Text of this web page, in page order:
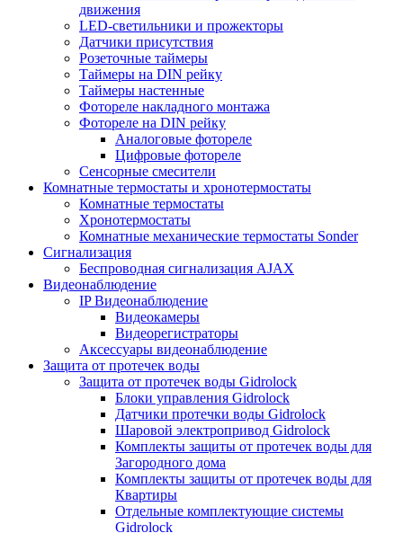
движения
LED-светильники и прожекторы
Датчики присутствия
Розеточные таймеры
Таймеры на DIN рейку
Таймеры настенные
Фотореле накладного монтажа
Фотореле на DIN рейку
Аналоговые фотореле
Цифровые фотореле
Сенсорные смесители
Комнатные термостаты и хронотермостаты
Комнатные термостаты
Хронотермостаты
Комнатные механические термостаты Sonder
Сигнализация
Беспроводная сигнализация AJAX
Видеонаблюдение
IP Видеонаблюдение
Видеокамеры
Видеорегистраторы
Аксессуары видеонаблюдение
Защита от протечек воды
Защита от протечек воды Gidrolock
Блоки управления Gidrolock
Датчики протечки воды Gidrolock
Шаровой электропривод Gidrolock
Комплекты защиты от протечек воды для
Загородного дома
Комплекты защиты от протечек воды для
Квартиры
Отдельные комплектующие системы
Gidrolock